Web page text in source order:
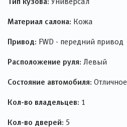
Материал салона: Кожа
Привод: FWD - передний привод
Расположение руля: Левый
Состояние автомобиля: Отличное
Кол-во владельцев: 1
Кол-во дверей: 5